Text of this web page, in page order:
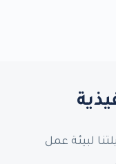
لبيئة عمل